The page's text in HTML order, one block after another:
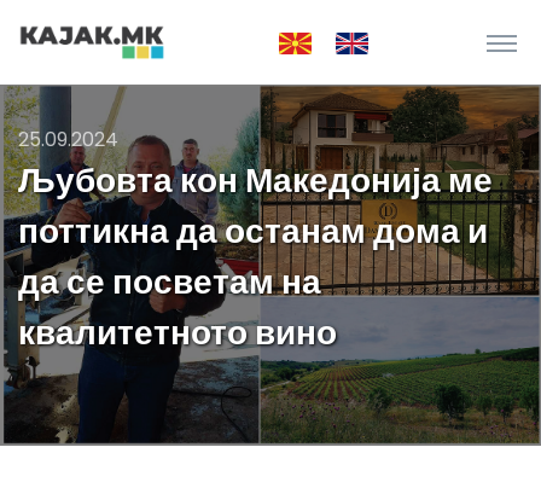
25.09.2024
Љубовта кон Македонија ме
поттикна да останам дома и
да се посветам на
квалитетното вино